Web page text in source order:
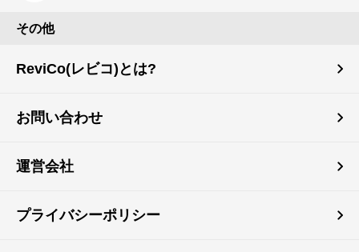
その他
ReviCo(レビコ)とは?
お問い合わせ
運営会社
プライバシーポリシー